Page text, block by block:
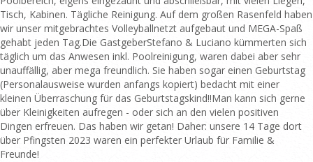
Tisch, Kabinen. Tägliche Reinigung. Auf dem großen Rasenfeld haben
wir unser mitgebrachtes Volleyballnetzt aufgebaut und MEGA-Spaß
gehabt jeden Tag.Die GastgeberStefano & Luciano kümmerten sich
täglich um das Anwesen inkl. Poolreinigung, waren dabei aber sehr
unauffällig, aber mega freundlich. Sie haben sogar einen Geburtstag
(Personalausweise wurden anfangs kopiert) bedacht mit einer
kleinen Überraschung für das Geburtstagskind!!Man kann sich gerne
über Kleinigkeiten aufregen - oder sich an den vielen positiven
Dingen erfreuen. Das haben wir getan! Daher: unsere 14 Tage dort
über Pfingsten 2023 waren ein perfekter Urlaub für Familie &
Freunde!